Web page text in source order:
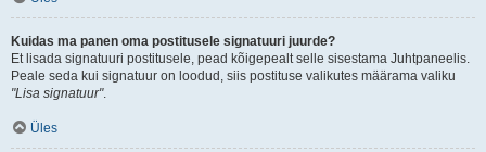
Kuidas ma panen oma postitusele signatuuri juurde?
Et lisada signatuuri postitusele, pead kõigepealt selle sisestama Juhtpaneelis.
Peale seda kui signatuur on loodud, siis postituse valikutes määrama valiku
"Lisa signatuur".
Üles